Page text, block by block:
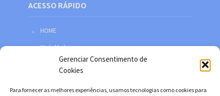
Gerenciar Consentimento de
Cookies
Para fornecer as melhores experiências, usamos tecnologias como cookies para
ACESSO RÁPIDO
HOME
Web Mail
Política de privacidade
Facebook